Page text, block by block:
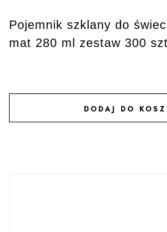
Pojemnik szklany do
mat 280 ml zestaw 300
DODAJ DO
DODAJ DO